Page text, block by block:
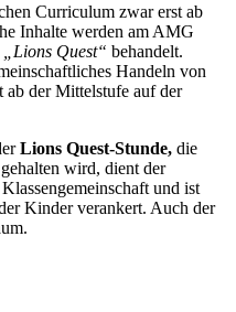
Curriculum zwar erst ab
Inhalte werden am AMG
„Lions Quest“ behandelt.
Handeln von
ab der Mittelstufe auf der
Lions Quest-Stunde, die
wird, dient der
und ist
Kinder verankert. Auch der